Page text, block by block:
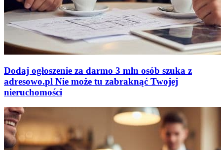
Dodaj ogłoszenie za darmo 3 mln osób szuka z
adresowo.pl Nie może tu zabraknąć Twojej
nieruchomości